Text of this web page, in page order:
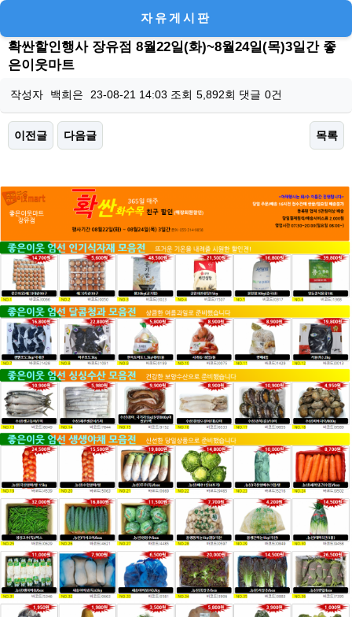
자유게시판
확싼할인행사 장유점 8월22일(화)~8월24일(목)3일간 좋
은이웃마트
작성자 백희은 23-08-21 14:03 조회 5,892회 댓글 0건
이전글 다음글 목록
본문